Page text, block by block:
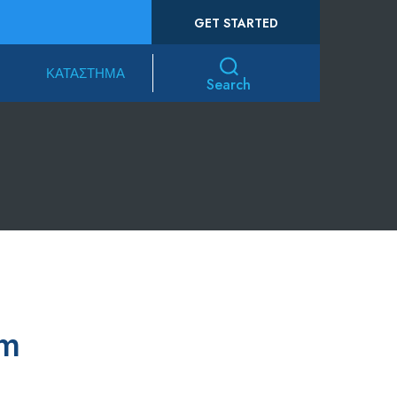
GET STARTED
ΚΑΤΆΣΤΗΜΑ
Search